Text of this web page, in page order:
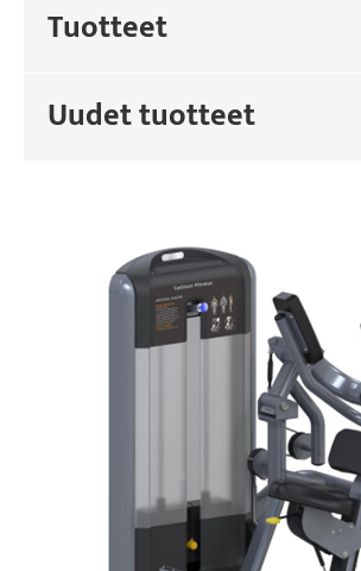
Tuotteet
Uudet tuotteet